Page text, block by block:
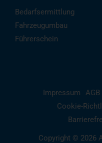
Bedarfsermittlung
Fahrzeugumbau
Führerschein
Impressum AGB
Cookie-
Copyright © 2026